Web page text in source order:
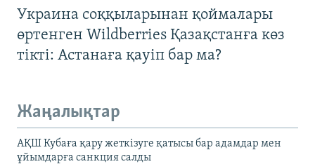
Украина соққыларынан қоймалары
өртенген Wildberries Қазақстанға көз
тікті: Астанаға қауіп бар ма?
Жаңалықтар
АҚШ Кубаға қару жеткізуге қатысы бар адамдар мен
ұйымдарға санкция салды